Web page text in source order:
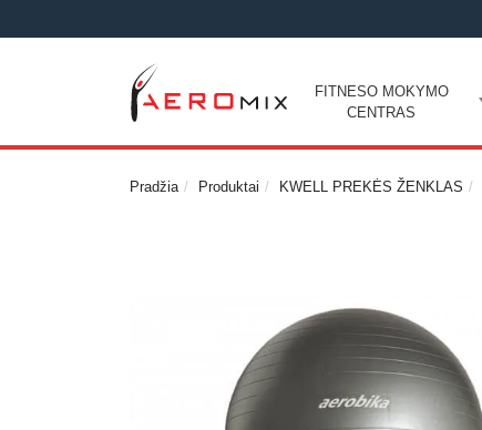
FITNESO MOKYMO
CENTRAS
Pradžia Produktai KWELL PREKĖS ŽENKLAS